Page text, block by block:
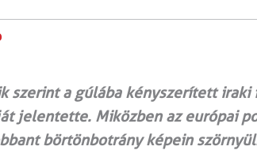
szerint a gúlába kényszerített
jelentette. Miközben az európai
börtönbotrány képein